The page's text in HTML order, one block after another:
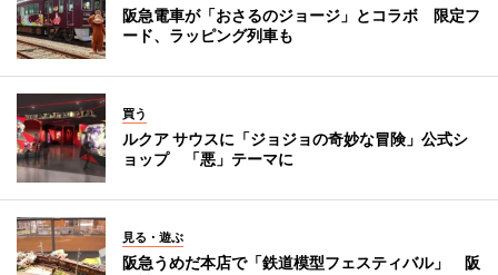
阪急電車が「おさるのジョージ」とコラボ 限定フ
ード、ラッピング列車も
買う
ルクア サウスに「ジョジョの奇妙な冒険」公式シ
ョップ 「悪」テーマに
見る・遊ぶ
阪急うめだ本店で「鉄道模型フェスティバル」 阪